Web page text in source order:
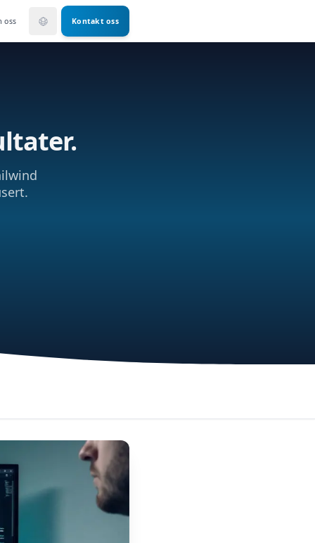
oss Kontakt oss